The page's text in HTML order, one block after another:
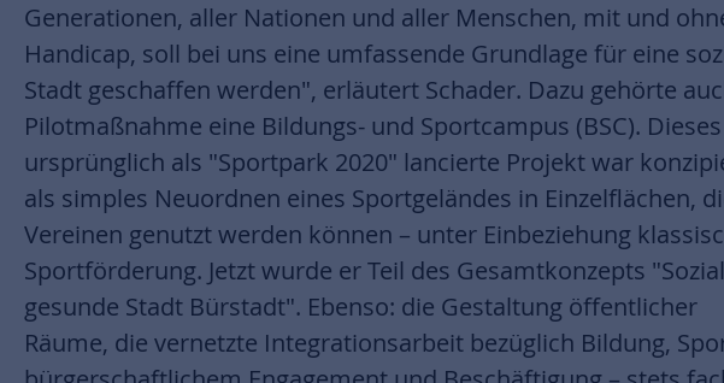
Generationen, aller Nationen und aller Menschen, mit und
Handicap, soll bei uns eine umfassende Grundlage für eine
Stadt geschaffen werden", erläutert Schader. Dazu gehörte
Pilotmaßnahme eine Bildungs- und Sportcampus (BSC). Dieses
ursprünglich als "Sportpark 2020" lancierte Projekt war
als simples Neuordnen eines Sportgeländes in Einzelflächen,
Vereinen genutzt werden können – unter Einbeziehung
Sportförderung. Jetzt wurde er Teil des Gesamtkonzepts
gesunde Stadt Bürstadt". Ebenso: die Gestaltung öffentlicher
Räume, die vernetzte Integrationsarbeit bezüglich Bildung,